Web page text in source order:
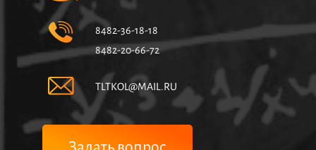
8482-36-18-18
8482-20-66-72
TLTKOL@MAIL.RU